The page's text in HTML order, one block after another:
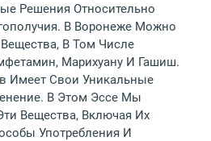
Решения Относительно
В Воронеже Можно
В Том Числе
Марихуану И Гашиш.
Имеет Свои Уникальные
В Этом Эссе Мы
Вещества, Включая Их
Употребления И